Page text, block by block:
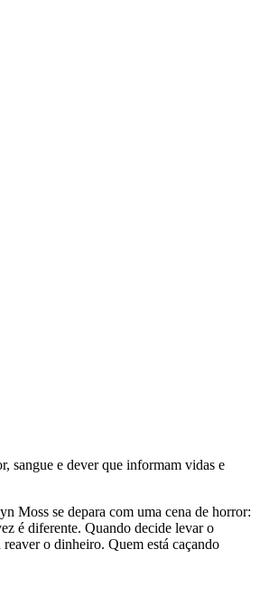
sangue e dever que informam vidas e
Moss se depara com uma cena de horror:
é diferente. Quando decide levar o
o dinheiro. Quem está caçando